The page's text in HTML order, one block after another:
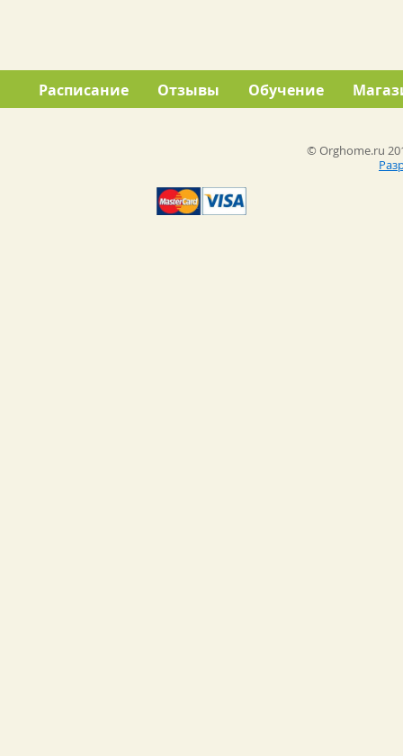
Расписание Отзывы Обучение
© Orghome.ru